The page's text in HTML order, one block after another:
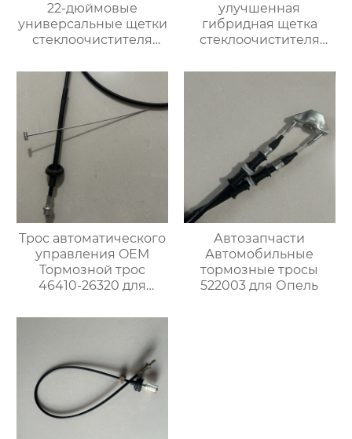
22-дюймовые
универсальные щетки
стеклоочистителя
подходят для
Chevrolet Impala 2013-
2006
улучшенная
гибридная щетка
стеклоочистителя
стеклоочиститель
Трос автоматического
управления OEM
Тормозной трос
46410-26320 для
автомобилей
Автозапчасти
Автомобильные
тормозные тросы
522003 для Опель